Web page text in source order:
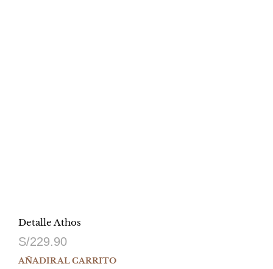
Detalle Athos
S/229.90
AÑADIR AL CARRITO